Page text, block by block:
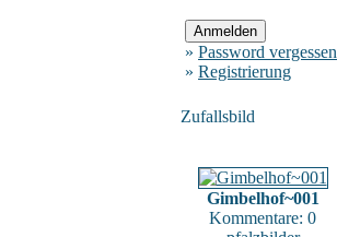
» Password vergessen
» Registrierung
Zufallsbild
Gimbelhof~001
Kommentare: 0